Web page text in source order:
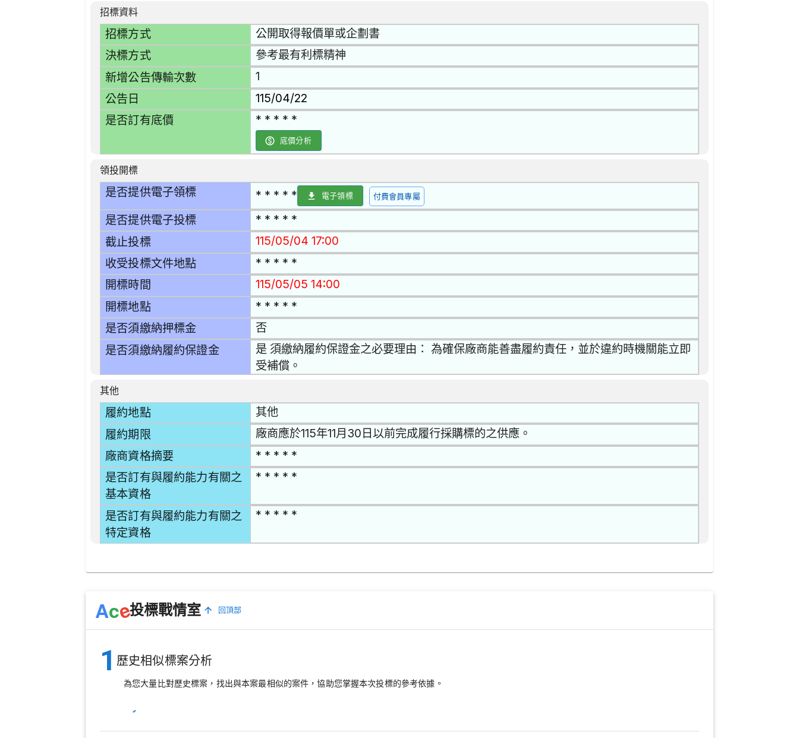
招標資料
招標方式 公開取得報價單或企劃書
決標方式 參考最有利標精神
新增公告傳輸次數 1
公告日 115/04/22
是否訂有底價 * * * * *
底價分析
領投開標
是否提供電子領標 * * * * * 電子領標 付費會員專屬
是否提供電子投標 * * * * *
截止投標 115/05/04 17:00
收受投標文件地點 * * * * *
開標時間 115/05/05 14:00
開標地點 * * * * *
是否須繳納押標金 否
是否須繳納履約保證金
是 須繳納履約保證金之必要理由： 為確保廠商能善盡履約責任，並於違約時機關能立即
受補償。
其他
履約地點 其他
履約期限 廠商應於115年11月30日以前完成履行採購標的之供應。
廠商資格摘要 * * * * *
是否訂有與履約能力有關之
基本資格
* * * * *
是否訂有與履約能力有關之
特定資格
* * * * *
Ace投標戰情室 回頂部
1 歷史相似標案分析
為您大量比對歷史標案，找出與本案最相似的案件，協助您掌握本次投標的參考依據。